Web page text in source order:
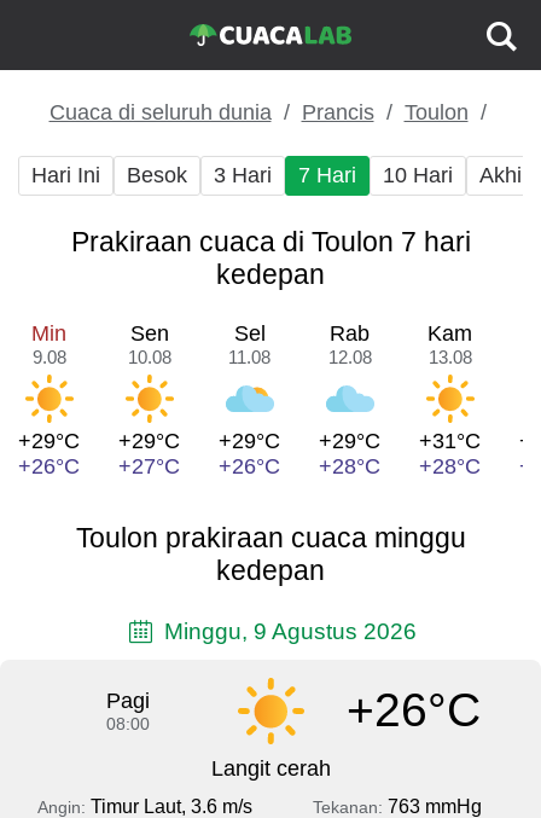
Cuaca di seluruh dunia Prancis Toulon
Hari Ini Besok 3 Hari 7 Hari 10 Hari Akhir
Prakiraan cuaca di Toulon 7 hari
kedepan
Min
9.08
+29°C
+26°C
Sen
10.08
+29°C
+27°C
Sel
11.08
+29°C
+26°C
Rab
12.08
+29°C
+28°C
Kam
13.08
+31°C
+28°C
Toulon prakiraan cuaca minggu
kedepan
Minggu, 9 Agustus 2026
Pagi
08:00 +26°C
Langit cerah
Angin: Timur Laut, 3.6 m/s Tekanan: 763 mmHg